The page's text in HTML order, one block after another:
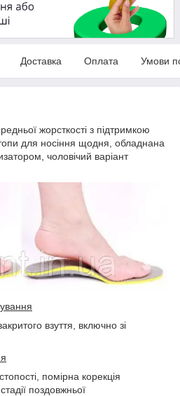
Доставка Оплата Умови
жорсткості з підтримкою
для носіння щодня, обладнана
чоловічий варіант
взуття, включно зі
помірна корекція
поздовжньої